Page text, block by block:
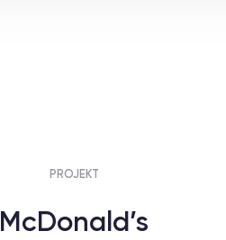
PROJEKT
McDonald’s